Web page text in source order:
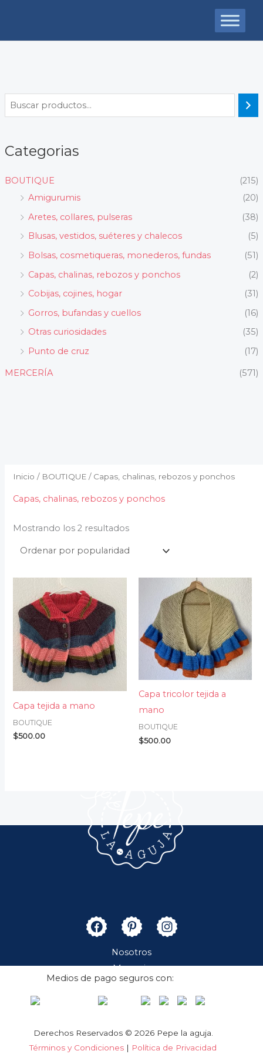
contenido
Categorias
BOUTIQUE
(215)
Amigurumis
(20)
Aretes, collares, pulseras
(38)
Blusas, vestidos, suéteres y chalecos
(5)
Bolsas, cosmetiqueras, monederos, fundas
(51)
Capas, chalinas, rebozos y ponchos
(2)
Cobijas, cojines, hogar
(31)
Gorros, bufandas y cuellos
(16)
Otras curiosidades
(35)
Punto de cruz
(17)
MERCERÍA (571)
Inicio / BOUTIQUE / Capas, chalinas, rebozos y ponchos
Capas, chalinas, rebozos y ponchos
Mostrando los 2 resultados
Capa tejida a mano
BOUTIQUE
$500.00
Capa tricolor tejida a
mano
BOUTIQUE
$500.00
Nosotros
Merceria
Boutique
Contacto
Derechos Reservados © 2026 Pepe la aguja.
Términos y Condiciones | Política de Privacidad
Medios de pago seguros con: